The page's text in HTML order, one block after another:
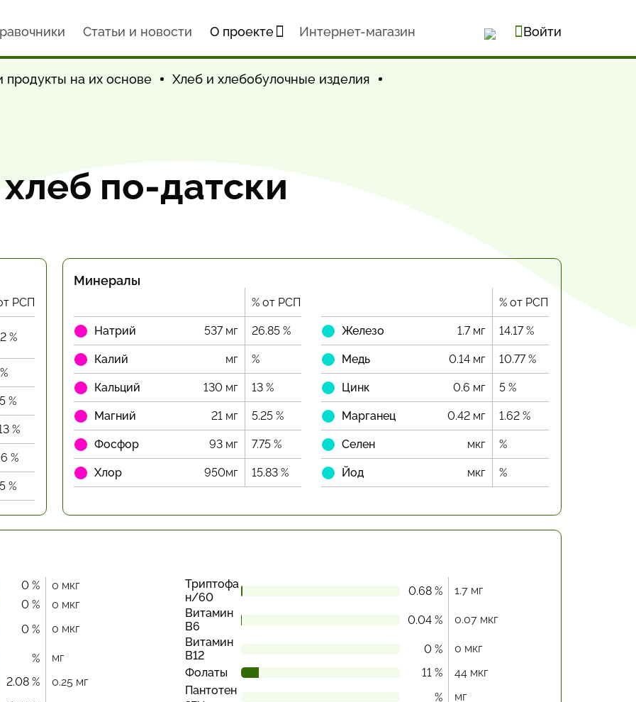
Статьи и новости О проекте Интернет-магазин Войти
продукты на их основе
Хлеб и хлебобулочные изделия
по-датски
РСП
%
%
%
%
%
Минералы
% от РСП
Натрий 537 мг 26.85 %
Калий мг %
Кальций 130 мг 13 %
Магний 21 мг 5.25 %
Фосфор 93 мг 7.75 %
Хлор 950мг 15.83 %
% от РСП
Железо 1.7 мг 14.17 %
Медь 0.14 мг 10.77 %
Цинк 0.6 мг 5 %
Марганец 0.42 мг 1.62 %
Селен мкг %
Йод мкг %
0 %
0 мкг
0 %
0 мкг
0 %
0 мкг
%
мг
2.08 %
0.25 мг
Триптофа
н/60
0.68 %
1.7 мг
Витамин
В6
0.04 %
0.07 мкг
Витамин
В12
0 %
0 мкг
Фолаты
11 %
44 мкг
Пантотен
%
мг